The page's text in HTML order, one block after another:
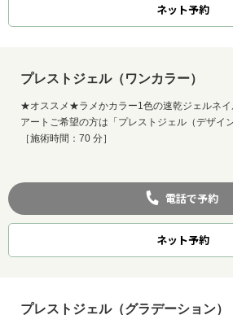
ネット予約
プレストジェル（ワンカラー）
★オススメ★ラメかカラー1色の速乾ジェルネ
アートご希望の方は「プレストジェル（デザイ
［施術時間：70 分］
電話で予約
ネット予約
プレストジェル（グラデーション）